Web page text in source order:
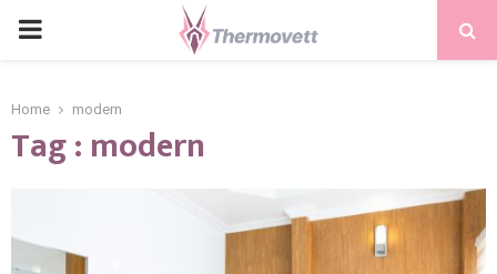
PRIMARY
Home modern
Tag : modern